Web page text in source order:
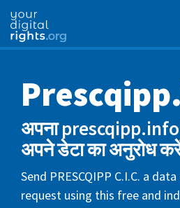
अपना prescqipp.info
अपने डेटा का अनुरोध
Send PRESCQIPP C.I.C. a
request using this free and